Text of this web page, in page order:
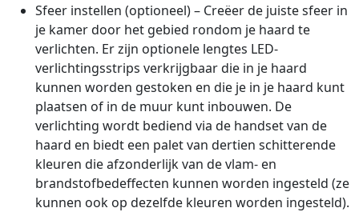
Sfeer instellen (optioneel) – Creëer de juiste sfeer in
je kamer door het gebied rondom je haard te
verlichten. Er zijn optionele lengtes LED-
verlichtingsstrips verkrijgbaar die in je haard
kunnen worden gestoken en die je in je haard kunt
plaatsen of in de muur kunt inbouwen. De
verlichting wordt bediend via de handset van de
haard en biedt een palet van dertien schitterende
kleuren die afzonderlijk van de vlam- en
brandstofbedeffecten kunnen worden ingesteld (ze
kunnen ook op dezelfde kleuren worden ingesteld).